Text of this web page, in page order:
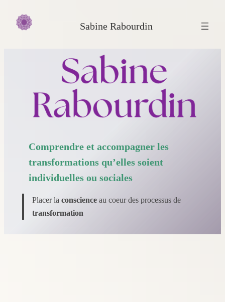
Sabine Rabourdin
Comprendre et accompagner les
transformations qu’elles soient
individuelles ou sociales
Placer laconscience au coeur des processus de
transformation